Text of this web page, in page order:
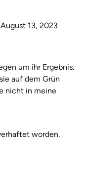
August 13, 2023
um ihr Ergebnis.
auf dem Grün
nicht in meine
worden.